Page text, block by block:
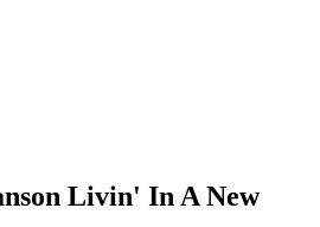
Livin' In A New